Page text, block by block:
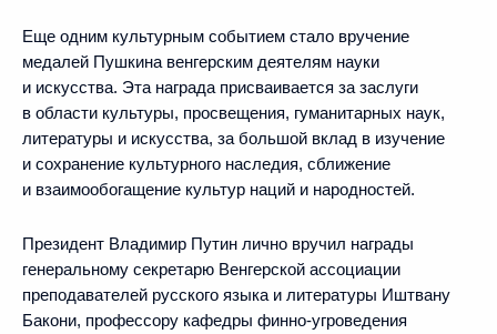
Еще одним культурным событием стало вручение
медалей Пушкина венгерским деятелям науки
и искусства. Эта награда присваивается за заслуги
в области культуры, просвещения, гуманитарных наук,
литературы и искусства, за большой вклад в изучение
и сохранение культурного наследия, сближение
и взаимообогащение культур наций и народностей.
Президент Владимир Путин лично вручил награды
генеральному секретарю Венгерской ассоциации
преподавателей русского языка и литературы Иштвану
Бакони, профессору кафедры финно-угроведения